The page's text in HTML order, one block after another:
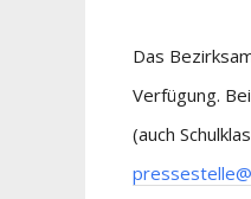
Das
Verfügung.
(auch